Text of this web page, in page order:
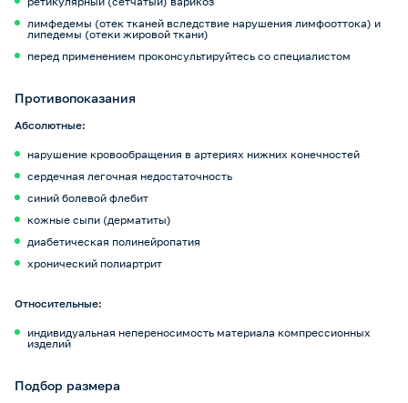
лимфедемы (отек тканей вследствие нарушения лимфооттока) и
липедемы (отеки жировой ткани)
перед применением проконсультируйтесь со специалистом
Противопоказания
Абсолютные:
нарушение кровообращения в артериях нижних конечностей
сердечная легочная недостаточность
синий болевой флебит
кожные сыпи (дерматиты)
диабетическая полинейропатия
хронический полиартрит
Относительные:
индивидуальная непереносимость материала компрессионных
изделий
Подбор размера